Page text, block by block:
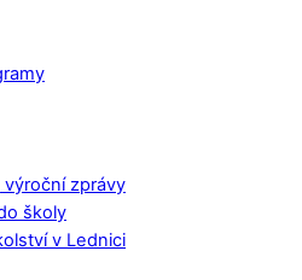
výroční zprávy
školy
v Lednici